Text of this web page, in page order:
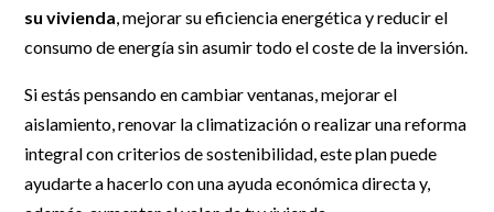
su vivienda, mejorar su eficiencia energética y reducir el
consumo de energía sin asumir todo el coste de la inversión.
Si estás pensando en cambiar ventanas, mejorar el
aislamiento, renovar la climatización o realizar una reforma
integral con criterios de sostenibilidad, este plan puede
ayudarte a hacerlo con una ayuda económica directa y,